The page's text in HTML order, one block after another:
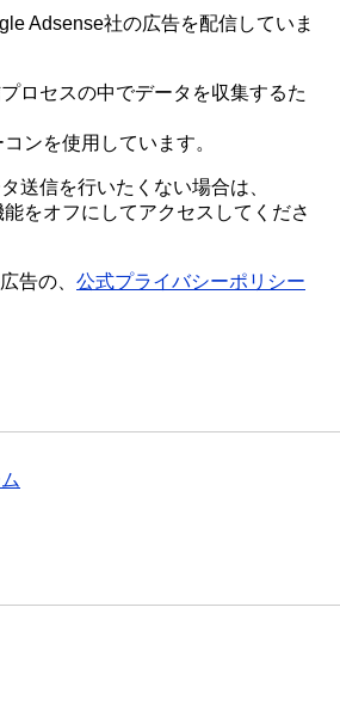
Adsense社の広告を配信していま
ロセスの中でデータを収集するた
ンを使用しています。
送信を行いたくない場合は、
をオフにしてアクセスしてくださ
告の、 公式プライバシーポリシー